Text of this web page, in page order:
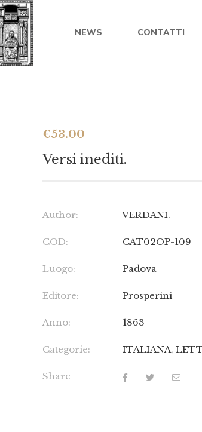
NEWS CONTATTI
€53.00
Versi inediti.
Author: VERDANI.
COD: CAT02OP-109
Luogo: Padova
Editore: Prosperini
Anno: 1863
Categorie: ITALIANA,
Share